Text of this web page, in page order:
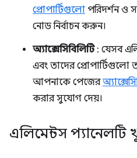
প্রোপার্টিগুলো পরিদর্শন ও
নোড নির্বাচন করুন।
অ্যাক্সেসিবিলিটি: যেসব
এবং তাদের প্রোপার্টিগুলো
আপনাকে পেজের
করার সুযোগ দেয়।
এলিমেন্টস প্যানেলটি